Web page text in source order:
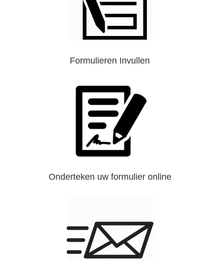
Formulieren Invullen
Onderteken uw formulier online